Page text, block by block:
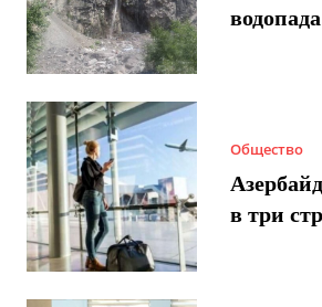
Общество
в три